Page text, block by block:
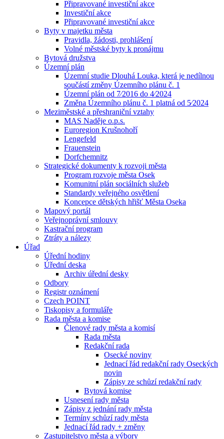
Připravované investiční akce
Investiční akce
Připravované investiční akce
Byty v majetku města
Pravidla, žádosti, prohlášení
Volné městské byty k pronájmu
Bytová družstva
Územní plán
Územní studie Dlouhá Louka, která je nedílnou
součástí změny Územního plánu č. 1
Územní plán od 7⁄2016 do 4⁄2024
Změna Územního plánu č. 1 platná od 5⁄2024
Meziměstské a přeshraniční vztahy
MAS Naděje o.p.s.
Euroregion Krušnohoří
Lengefeld
Frauenstein
Dorfchemnitz
Strategické dokumenty k rozvoji města
Program rozvoje města Osek
Komunitní plán sociálních služeb
Standardy veřejného osvětlení
Koncepce dětských hřišť Města Oseka
Mapový portál
Veřejnoprávní smlouvy
Kastrační program
Ztráty a nálezy
Úřad
Úřední hodiny
Úřední deska
Archiv úřední desky
Odbory
Registr oznámení
Czech POINT
Tiskopisy a formuláře
Rada města a komise
Členové rady města a komisí
Rada města
Redakční rada
Osecké noviny
Jednací řád redakční rady Oseckých
novin
Zápisy ze schůzí redakční rady
Bytová komise
Usnesení rady města
Zápisy z jednání rady města
Termíny schůzí rady města
Jednací řád rady + změny
Zastupitelstvo města a výbory